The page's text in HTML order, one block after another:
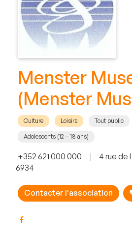
Menster
(Menster
Culture Loisirs Tout public
Adolescents (12 – 18 ans)
+352 621 000 000 |
4 rue de
6934
Contacter l'association